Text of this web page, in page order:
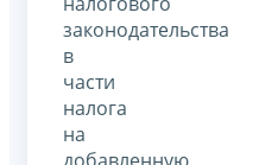
законодательства
в
части
налога
на